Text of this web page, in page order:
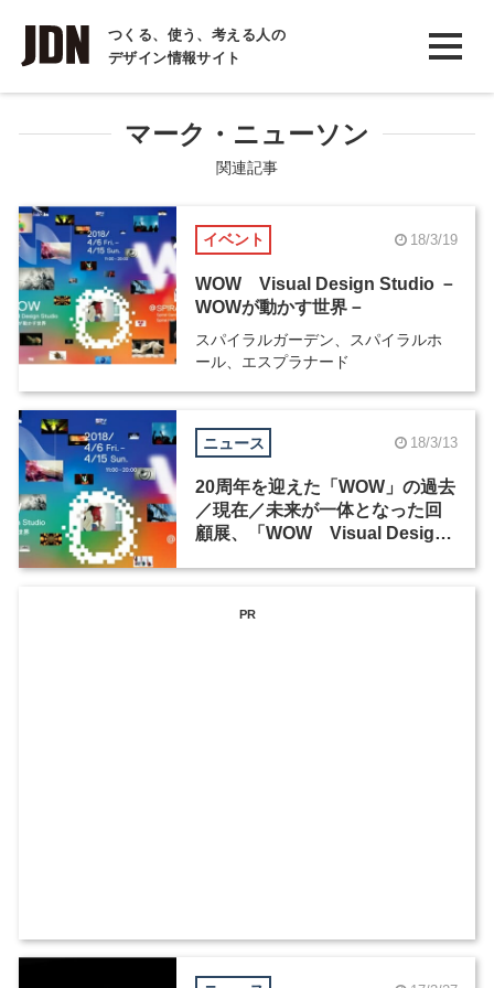
つくる、使う、考える人の
デザイン情報サイト
INTERVIEW
インタビュー
REPORT
COLUMN
コラム
マーク・ニューソン
関連記事
イベント 18/3/19
WOW Visual Design Studio －
WOWが動かす世界－
スパイラルガーデン、スパイラルホ
ール、エスプラナード
ニュース 18/3/13
20周年を迎えた「WOW」の過去
／現在／未来が一体となった回
顧展、「WOW Visual Design
PR